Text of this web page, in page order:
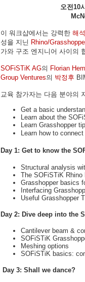
오전10
이 워크샵에서는 강력한 해
성을 지닌 Rhino/
가와 구조 엔지니어 사이의
SOFiSTiK AG의 Florian
Group Ventures의 박정후
교육 참가자는 다음 분야의
Get a basic
Learn about the
Learn Grasshopper
Learn how to
Day 1: Get to know the
Structural analysis
The SOFiSTiK Rhino
Grasshopper basics
Interfacing
Useful Grasshopper
Day 2: Dive deep into the
Cantilever beam &
SOFiSTiK
Meshing options
SOFiSTiK basics:
Day 3: Shall we dance?